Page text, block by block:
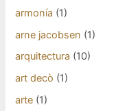
armonía (1)
arne jacobsen (1)
arquitectura (10)
art decò (1)
arte (1)